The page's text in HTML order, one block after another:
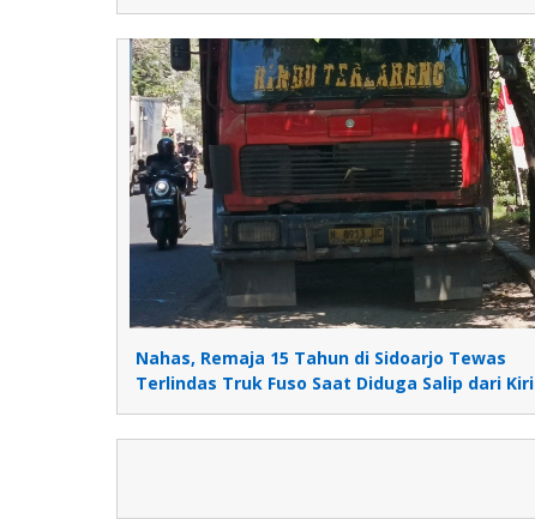
Nahas, Remaja 15 Tahun di Sidoarjo Tewas
Terlindas Truk Fuso Saat Diduga Salip dari Kiri